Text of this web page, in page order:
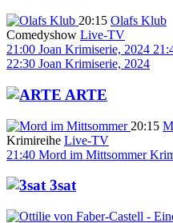
20:15 Olafs Klub
Comedyshow Live-TV
21:00 Joan Krimiserie, 2024
22:30 Joan Krimiserie, 2024
ARTE
20:15
Krimireihe Live-TV
21:40 Mord im Mittsommer
3sat